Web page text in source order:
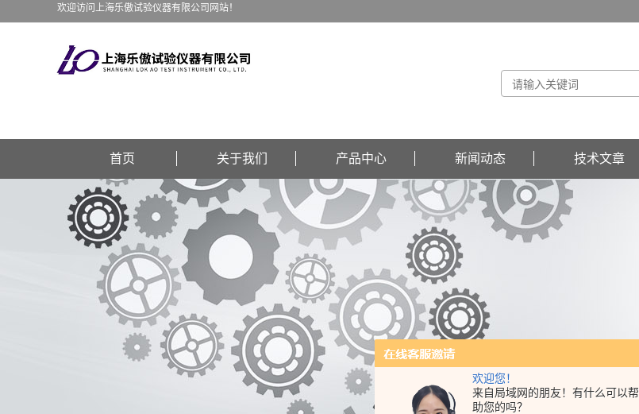
欢迎您！
来自局域网的朋友！有什么可以帮
助您的吗？
欢迎访问上海乐傲试验仪器有限公司网站！
首页 关于我们 产品中心 新闻动态 技术文章